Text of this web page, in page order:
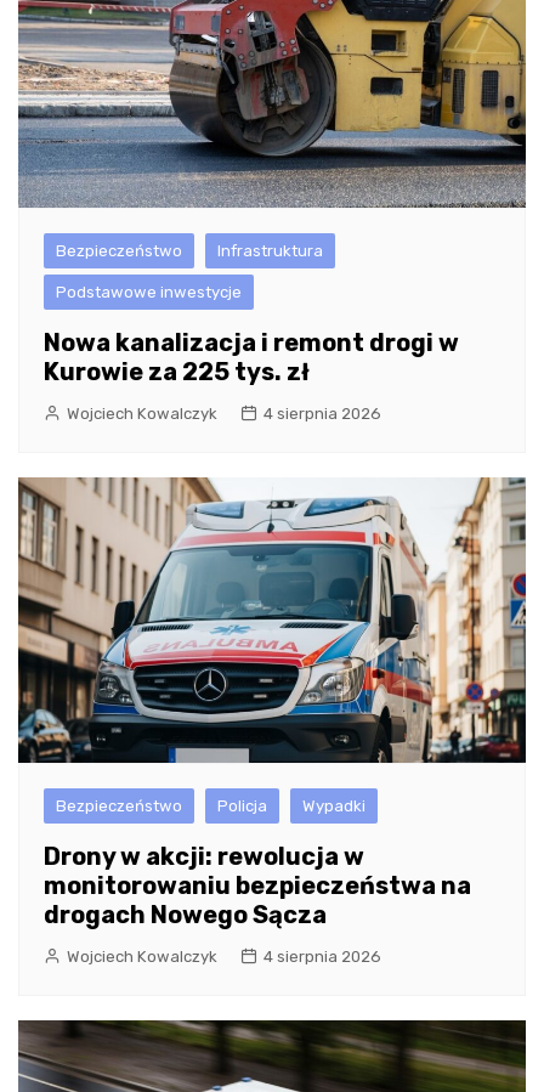
Bezpieczeństwo Infrastruktura
Podstawowe inwestycje
Nowa kanalizacja i remont drogi w
Kurowie za 225 tys. zł
Wojciech Kowalczyk 4 sierpnia 2026
Bezpieczeństwo Policja Wypadki
Drony w akcji: rewolucja w
monitorowaniu bezpieczeństwa na
drogach Nowego Sącza
Wojciech Kowalczyk 4 sierpnia 2026